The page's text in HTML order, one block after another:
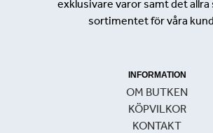
exklusivare varor samt det allra
sortimentet för våra
INFORMATION
OM BUTKEN
KÖPVILKOR
KONTAKT